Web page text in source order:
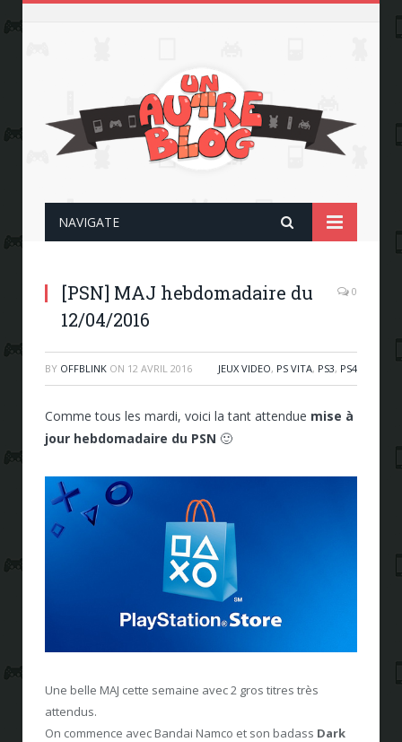
NAVIGATE
[PSN] MAJ hebdomadaire du
12/04/2016
0
BY OFFBLINK ON 12 AVRIL 2016 JEUX VIDEO, PS VITA, PS3, PS4
Comme tous les mardi, voici la tant attendue mise à
jour hebdomadaire du PSN 🙂
Une belle MAJ cette semaine avec 2 gros titres très
attendus.
On commence avec Bandai Namco et son badass Dark